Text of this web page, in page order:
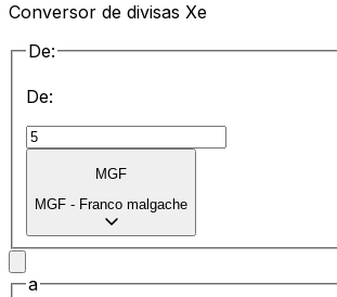
Conversor de divisas Xe
De:
De:
MGF
MGF - Franco malgache
a